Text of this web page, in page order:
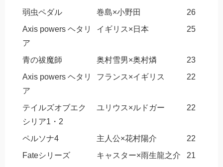
弱虫ペダル 巻島×小野田
26
Axis powers ヘタリ
ア
イギリス×日本 25
青の祓魔師 奥村雪男×奥村燐
23
Axis powers ヘタリ
ア
フランス×イギリス 22
テイルズオブエク
シリア1・2
ユリウス×ルドガー 22
ペルソナ4 主人公×花村陽介
22
Fateシリーズ
キャスター×雨生龍之介
21